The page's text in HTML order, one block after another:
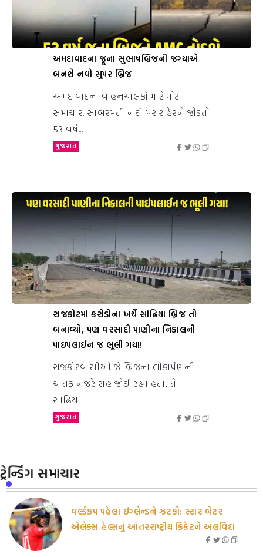
અમદાવાદના જૂના સુભાષબ્રિજની જગ્યાએ
બનશે નવો સુપર બ્રિજ
અમદાવાદના વાહનચાલકો માટે મોટા
સમાચાર. સાબરમતી નદી પર શહેરને જોડતો
53 વર્ષ...
ગુજરાત
રાજકોટમાં કરોડોના ખર્ચે સાંઢિયા બ્રિજ તો
બનાવ્યો, પણ વરસાદી પાણીના નિકાલની
પાઇપલાઈન જ ભૂલી ગયા!
રાજકોટવાસીઓ જે બ્રિજના લોકાર્પણની
ચાતક નજરે રાહ જોઈ રહ્યા હતા, તે
સાંઢિયા...
ગુજરાત
ટ્રેન્ડિંગ સમાચાર
વર્લ્ડકપ પહેલાં ઈંગ્લેન્ડને ઝટકો: સ્ટાર બેટર
એલેક્સ હેલ્સનું આંતરરાષ્ટ્રીય ક્રિકેટને અલવિદા